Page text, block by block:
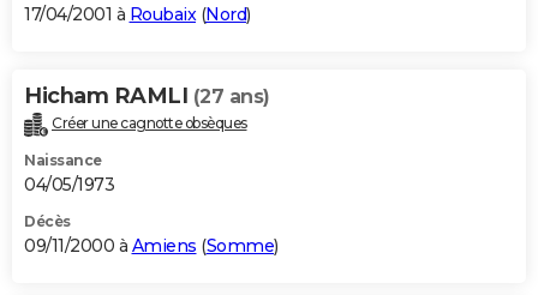
17/04/2001 à Roubaix(Nord)
Hicham RAMLI (27 ans)
Créer une cagnotte obsèques
Naissance
04/05/1973
Décès
09/11/2000 à Amiens (Somme)